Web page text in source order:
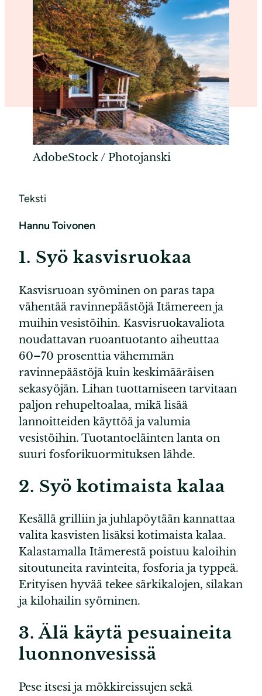
AdobeStock / Photojanski
Teksti
Hannu Toivonen
1. Syö kasvisruokaa
Kasvisruoan syöminen on paras tapa
vähentää ravinnepäästöjä Itämereen ja
muihin vesistöihin. Kasvisruokavaliota
noudattavan ruoantuotanto aiheuttaa
60–70 prosenttia vähemmän
ravinnepäästöjä kuin keskimääräisen
sekasyöjän. Lihan tuottamiseen tarvitaan
paljon rehupeltoalaa, mikä lisää
lannoitteiden käyttöä ja valumia
vesistöihin. Tuotantoeläinten lanta on
suuri fosforikuormituksen lähde.
2. Syö kotimaista kalaa
Kesällä grilliin ja juhlapöytään kannattaa
valita kasvisten lisäksi kotimaista kalaa.
Kalastamalla Itämerestä poistuu kaloihin
sitoutuneita ravinteita, fosforia ja typpeä.
Erityisen hyvää tekee särkikalojen, silakan
ja kilohailin syöminen.
3. Älä käytä pesuaineita
luonnonvesissä
Pese itsesi ja mökkireissujen sekä